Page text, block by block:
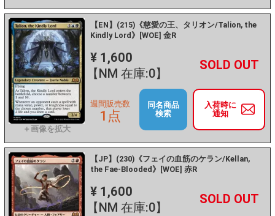
【EN】(215)《慈愛の王、タリオン/Talion, the
Kindly Lord》[WOE] 金R
¥ 1,600
【NM 在庫:0】
－ +
入荷時に
通知
週間販売数
1点
同名商品
検索
【JP】(230)《フェイの血筋のケラン/Kellan,
the Fae-Blooded》[WOE] 赤R
¥ 1,600
【NM 在庫:0】
－ +